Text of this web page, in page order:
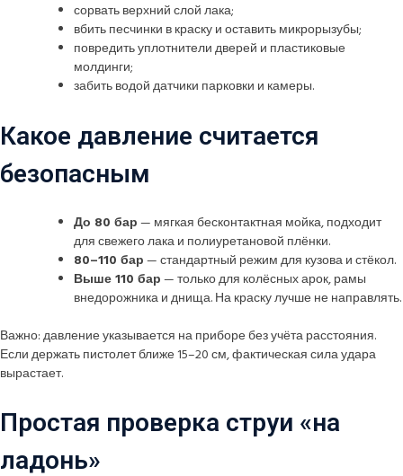
сорвать верхний слой лака;
вбить песчинки в краску и оставить микрорызубы;
повредить уплотнители дверей и пластиковые
молдинги;
забить водой датчики парковки и камеры.
Какое давление считается
безопасным
До 80 бар— мягкая бесконтактная мойка, подходит
для свежего лака и полиуретановой плёнки.
80–110 бар— стандартный режим для кузова и стёкол.
Выше 110 бар— только для колёсных арок, рамы
внедорожника и днища. На краску лучше не направлять.
Важно: давление указывается на приборе без учёта расстояния.
Если держать пистолет ближе 15–20 см, фактическая сила удара
вырастает.
Простая проверка струи «на
ладонь»